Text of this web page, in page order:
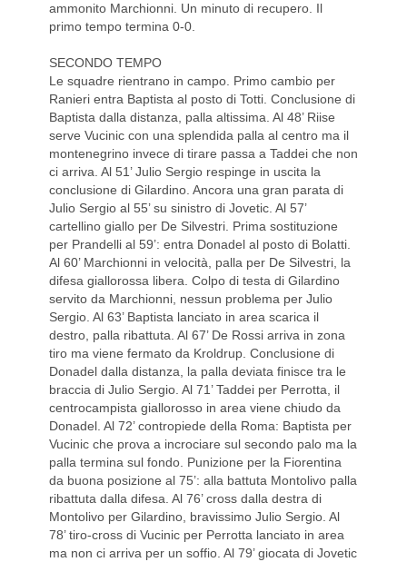
ammonito Marchionni. Un minuto di recupero. Il
primo tempo termina 0-0.
SECONDO TEMPO
Le squadre rientrano in campo. Primo cambio per
Ranieri entra Baptista al posto di Totti. Conclusione di
Baptista dalla distanza, palla altissima. Al 48’ Riise
serve Vucinic con una splendida palla al centro ma il
montenegrino invece di tirare passa a Taddei che non
ci arriva. Al 51’ Julio Sergio respinge in uscita la
conclusione di Gilardino. Ancora una gran parata di
Julio Sergio al 55’ su sinistro di Jovetic. Al 57’
cartellino giallo per De Silvestri. Prima sostituzione
per Prandelli al 59’: entra Donadel al posto di Bolatti.
Al 60’ Marchionni in velocità, palla per De Silvestri, la
difesa giallorossa libera. Colpo di testa di Gilardino
servito da Marchionni, nessun problema per Julio
Sergio. Al 63’ Baptista lanciato in area scarica il
destro, palla ribattuta. Al 67’ De Rossi arriva in zona
tiro ma viene fermato da Kroldrup. Conclusione di
Donadel dalla distanza, la palla deviata finisce tra le
braccia di Julio Sergio. Al 71’ Taddei per Perrotta, il
centrocampista giallorosso in area viene chiudo da
Donadel. Al 72’ contropiede della Roma: Baptista per
Vucinic che prova a incrociare sul secondo palo ma la
palla termina sul fondo. Punizione per la Fiorentina
da buona posizione al 75’: alla battuta Montolivo palla
ribattuta dalla difesa. Al 76’ cross dalla destra di
Montolivo per Gilardino, bravissimo Julio Sergio. Al
78’ tiro-cross di Vucinic per Perrotta lanciato in area
ma non ci arriva per un soffio. Al 79’ giocata di Jovetic